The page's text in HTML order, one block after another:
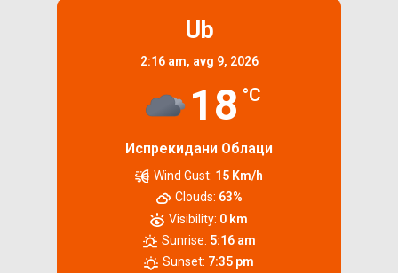
Ub
2:16 am, avg 9, 2026
18 °C
Испрекидани Облаци
Wind Gust: 15 Km/h
Clouds: 63%
Visibility: 0 km
Sunrise: 5:16 am
Sunset: 7:35 pm